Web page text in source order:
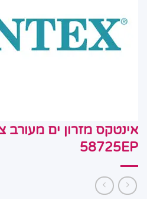
אינטקס מזרון ים מעורב
58725EP